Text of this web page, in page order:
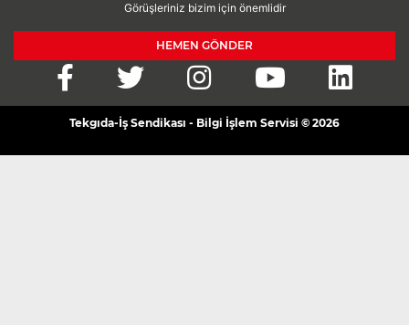
Görüşleriniz bizim için önemlidir
HEMEN GÖNDER
Tekgıda-İş Sendikası - Bilgi İşlem Servisi © 2026